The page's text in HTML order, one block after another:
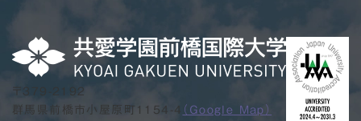
〒379-2192
群馬県前橋市小屋原町1154-4
（Google Map）